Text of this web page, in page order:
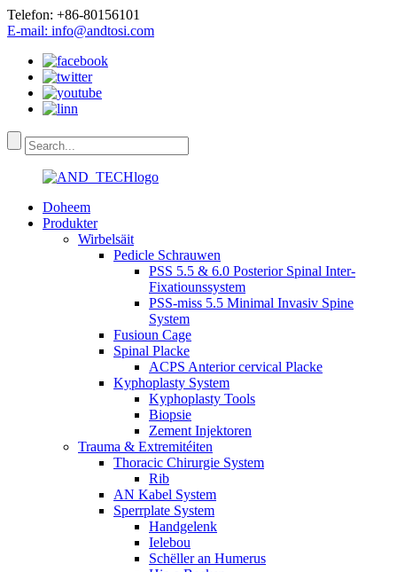
Telefon: +86-80156101
E-mail: info@andtosi.com
Doheem
Produkter
Wirbelsäit
Pedicle Schrauwen
PSS 5.5 & 6.0 Posterior Spinal Inter-
Fixatiounssystem
PSS-miss 5.5 Minimal Invasiv Spine
System
Fusioun Cage
Spinal Placke
ACPS Anterior cervical Placke
Kyphoplasty System
Kyphoplasty Tools
Biopsie
Zement Injektoren
Trauma & Extremitéiten
Thoracic Chirurgie System
Rib
AN Kabel System
Sperrplate System
Handgelenk
Ielebou
Schëller an Humerus